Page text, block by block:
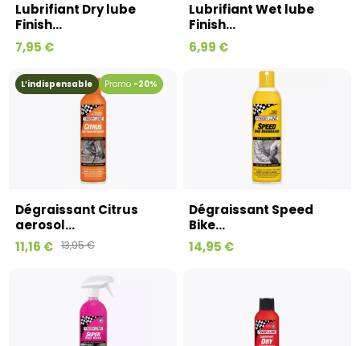
Lubrifiant Dry lube
Finish...
7,95 €
Lubrifiant Wet lube
Finish...
6,99 €
L’indispensable -20%
Dégraissant Citrus
aerosol...
11,16 € 13,95 €
Dégraissant Speed
Bike...
14,95 €